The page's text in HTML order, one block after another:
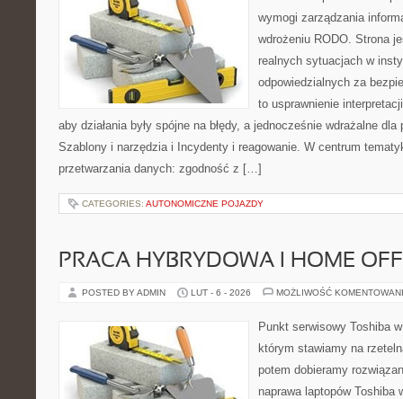
wymogi zarządzania
wdrożeniu RODO. Strona
realnych sytuacjach w
odpowiedzialnych za
to usprawnienie
aby działania były spójne na błędy, a jednocześnie wdrażalne
Szablony i narzędzia i Incydenty i reagowanie. W centrum
przetwarzania danych: zgodność z […]
CATEGORIES: AUTONOMICZNE POJAZDY
PRACA HYBRYDOWA I HOME
POSTED BY ADMIN LUT - 6 - 2026 MOŻLIWOŚĆ
Punkt serwisowy Toshiba
którym stawiamy na
potem dobieramy
naprawa laptopów Toshiba